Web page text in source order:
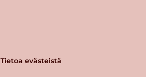
Tietoa evästeistä